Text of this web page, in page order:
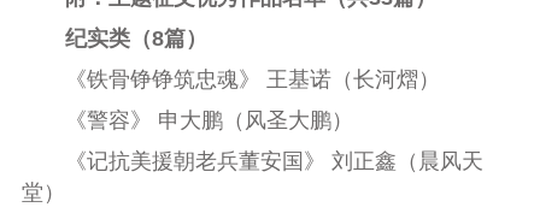
纪实类（8篇）
《铁骨铮铮筑忠魂》 王基诺（长河熠）
《警容》 申大鹏（风圣大鹏）
《记抗美援朝老兵董安国》 刘正鑫（晨风天
堂）